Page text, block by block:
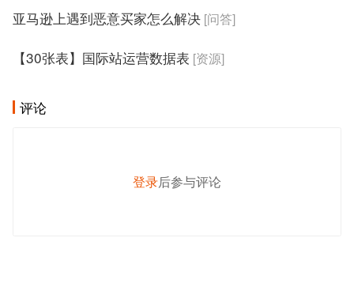
亚马逊上遇到恶意买家怎么解决 [问答]
【30张表】国际站运营数据表 [资源]
评论
登录后参与评论